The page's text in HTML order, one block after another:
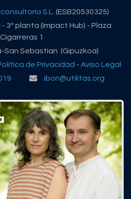
S.L. (ESB20530325)
3º planta (Impact Hub) - Plaza
Cigarreras 1
San Sebastian (Gipuzkoa)
de Privacidad - Aviso Legal
ibon@utilitas.org